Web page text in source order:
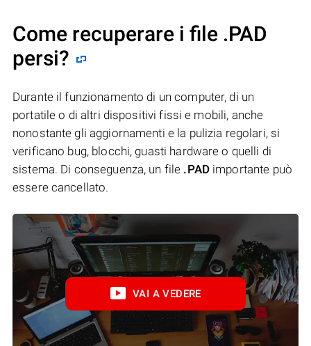
Come recuperare i file .PAD
persi?
Durante il funzionamento di un computer, di un
portatile o di altri dispositivi fissi e mobili, anche
nonostante gli aggiornamenti e la pulizia regolari, si
verificano bug, blocchi, guasti hardware o quelli di
sistema. Di conseguenza, un file .PADimportante può
essere cancellato.
VAI A VEDERE